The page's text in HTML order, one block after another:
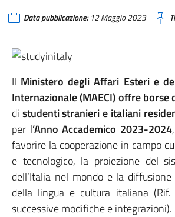
Data pubblicazione:12 Maggio 2023
Il Ministero degli Affari Esteri e
Internazionale (MAECI) offre borse
di studenti stranieri e italiani
per l’Anno Accademico 2023-2024
favorire la cooperazione in campo
e tecnologico, la proiezione del
dell’Italia nel mondo e la
della lingua e cultura italiana
successive modifiche e integrazioni).